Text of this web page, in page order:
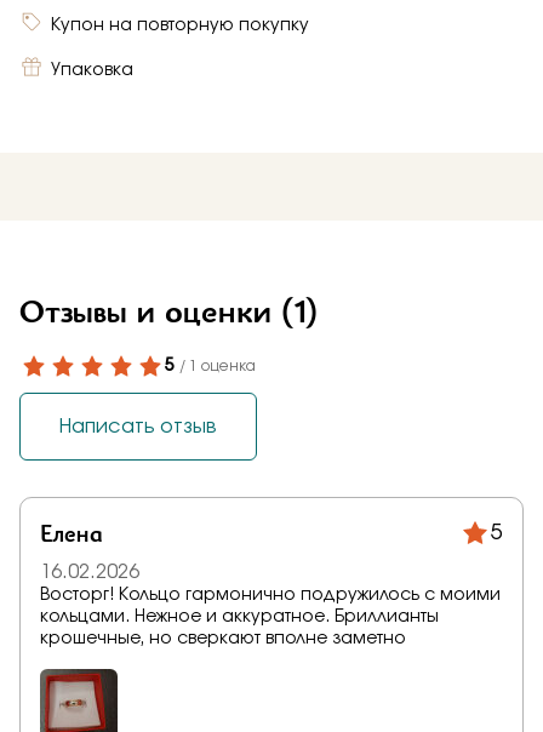
Купон на повторную покупку
Упаковка
Отзывы и оценки (1)
5 / 1 оценка
Елена 5
16.02.2026
Восторг! Кольцо гармонично подружилось с моими
кольцами. Нежное и аккуратное. Бриллианты
крошечные, но сверкают вполне заметно
Написать отзыв